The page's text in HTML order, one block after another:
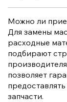
Можно ли
Для замены
расходные
подбирают
позволяет
запчасти.